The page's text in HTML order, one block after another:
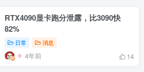
RTX4090显卡跑分泄露，比3090快
82%
日常 消息
4年前 14